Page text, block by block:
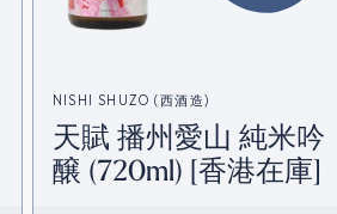
NISHI SHUZO (西酒造)
天賦 播州愛山 純米吟
醸 (720ml) [香港在庫]